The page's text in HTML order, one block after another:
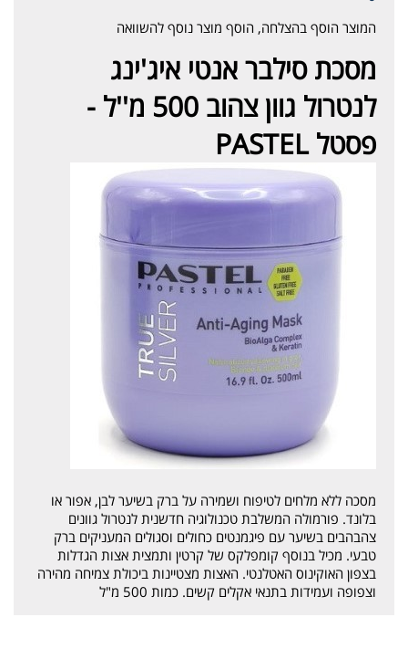
המוצר הוסף בהצלחה, הוסף מוצר נוסף להשוואה
מסכת סילבר אנטי איג'ינג
לנטרול גוון צהוב 500 מ''ל -
פסטל PASTEL
מסכה ללא מלחים לטיפוח ושמירה על ברק בשיער לבן, אפור או
בלונד. פורמולה המשלבת טכנולוגיה חדשנית לנטרול גוונים
צהבהבים בשיער עם פיגמנטים כחולים וסגולים המעניקים ברק
טבעי. מכיל בנוסף קומפלקס של קרטין ותמצית אצות הגדלות
בצפון האוקינוס האטלנטי. האצות מצטיינות ביכולת צמיחה מהירה
וצפופה ועמידות בתנאי אקלים קשים. כמות 500 מ"ל